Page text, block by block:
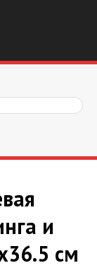
и
см